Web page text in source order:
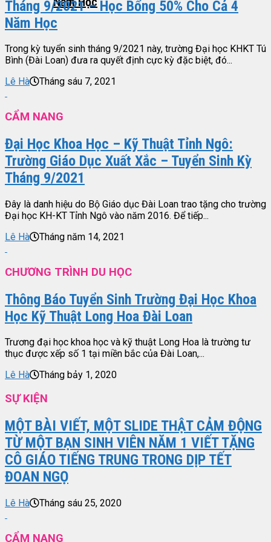
Tháng 9/2021 – Học Bổng 50% Cho Cả 4
Năm Học
Trong kỳ tuyển sinh tháng 9/2021 này, trường Đại học KHKT Tú
Bình (Đài Loan) đưa ra quyết định cực kỳ đặc biệt, đó...
Lê Hà
Tháng sáu 7, 2021
CẨM NANG
Đại Học Khoa Học – Kỹ Thuật Tỉnh Ngô:
Trường Giáo Dục Xuất Xắc – Tuyển Sinh Kỳ
Tháng 9/2021
Đây là danh hiệu do Bộ Giáo dục Đài Loan trao tặng cho trường
Đại học KH-KT Tỉnh Ngô vào năm 2016. Để tiếp...
Lê Hà
Tháng năm 14, 2021
CHƯƠNG TRÌNH DU HỌC
Thông Báo Tuyển Sinh Trường Đại Học Khoa
Học Kỹ Thuật Long Hoa Đài Loan
Trương đại học khoa học và kỹ thuật Long Hoa là trường tư
thục được xếp số 1 tại miền bắc của Đài Loan,...
Lê Hà
Tháng bảy 1, 2020
SỰ KIỆN
MỘT BÀI VIẾT, MỘT SLIDE THẬT CẢM ĐỘNG
TỪ MỘT BẠN SINH VIÊN NĂM 1 VIẾT TẶNG
CÔ GIÁO TIẾNG TRUNG TRONG DỊP TẾT
ĐOAN NGỌ
Lê Hà Tháng sáu 25, 2020
CẨM NANG